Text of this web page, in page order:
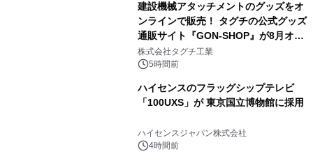
建設機械アタッチメントのグッズをオ
ンラインで販売！ タグチの公式グッズ
通販サイト『GON-SHOP』が8月オー
プン
株式会社タグチ工業
5時間前
ハイセンスのフラッグシップテレビ
「100UXS」が 東京国立博物館に採用
ハイセンスジャパン株式会社
4時間前